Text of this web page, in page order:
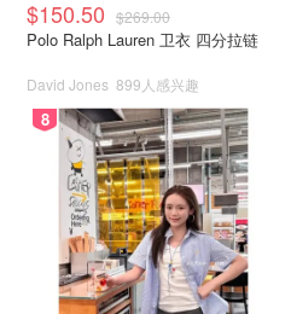
$150.50 $269.00
Polo Ralph Lauren 卫衣 四分拉链
David Jones 899人感兴趣
8